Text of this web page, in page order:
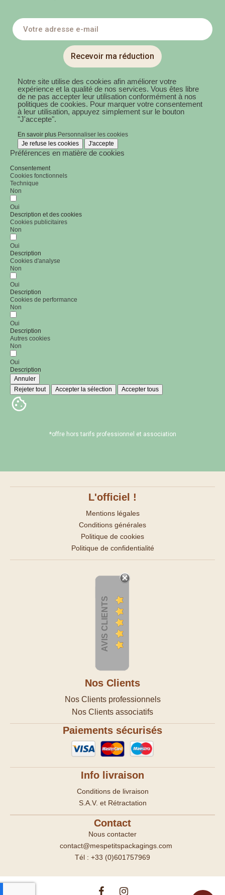
Recevoir ma réduction
Notre site utilise des cookies afin améliorer votre
expérience et la qualité de nos services. Vous êtes libre
de ne pas accepter leur utilisation conformément à nos
politiques de cookies. Pour marquer votre consentement
à leur utilisation, appuyez simplement sur le bouton
"J'accepte".
En savoir plus Personnaliser les cookies
Je refuse les cookies
J'accepte
Préférences en matière de cookies
Consentement
Cookies fonctionnels
Technique
Non
Oui
Description et des cookies
Cookies publicitaires
Non
Oui
Description
Cookies d'analyse
Non
Oui
Description
Cookies de performance
Non
Oui
Description
Autres cookies
Non
Oui
Description
Annuler
Rejeter tout
Accepter la sélection Accepter tous
*offre hors tarifs professionnel et association
L'officiel !
Mentions légales
Conditions générales
Politique de cookies
Politique de confidentialité
AVIS CLIENTS
Nos Clients
Nos Clients professionnels
Nos Clients associatifs
Paiements sécurisés
Info livraison
Conditions de livraison
S.A.V. et Rétractation
Contact
Nous contacter
contact@mespetitspackagings.com
Tél : +33 (0)601757969